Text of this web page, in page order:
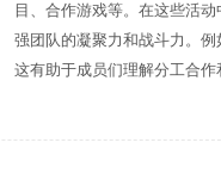
目、合作游戏等。在这些活
强团队的凝聚力和战斗力。例
这有助于成员们理解分工合